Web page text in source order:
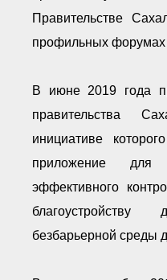
Правительстве
профильных форумах
В июне 2019 года
правительства
инициативе
приложение
эффективного
безбарьерной среды